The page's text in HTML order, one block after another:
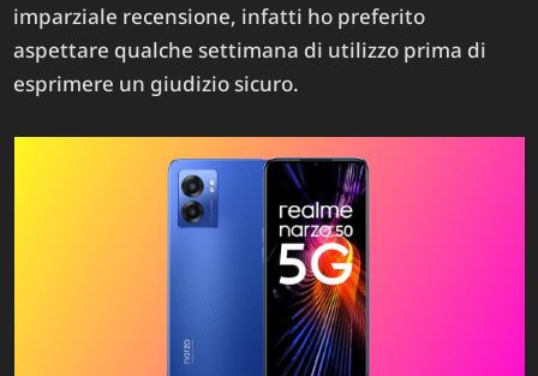
imparziale recensione, infatti ho preferito
aspettare qualche settimana di utilizzo prima di
esprimere un giudizio sicuro.